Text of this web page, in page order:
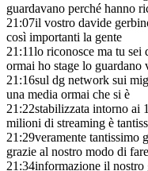
guardavano perché hanno
21:07il vostro davide
così importanti la gente
21:11lo riconosce ma tu sei
ormai ho stage lo guardano
21:16sul dg network sui
una media ormai che si è
21:22stabilizzata intorno ai
milioni di streaming è
21:29veramente tantissimo
grazie al nostro modo di fare
21:34informazione il nostro